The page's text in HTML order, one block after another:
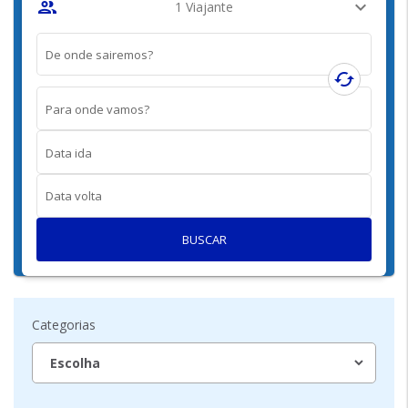
people
1 Viajante expand_more
De onde sairemos?
cached
Para onde vamos?
Data ida
Data volta
BUSCAR
Categorias